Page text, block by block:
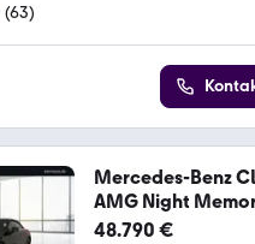
(63)
Mercedes-Benz
AMG Night
RüKam
48.790 €